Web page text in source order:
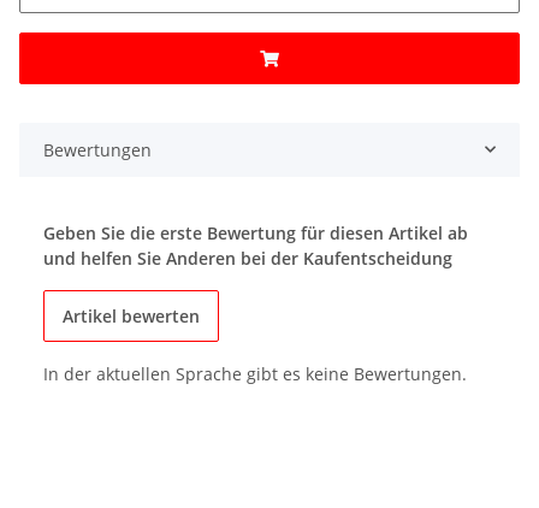
Bewertungen
Geben Sie die erste Bewertung für diesen Artikel ab
und helfen Sie Anderen bei der Kaufentscheidung
Artikel bewerten
In der aktuellen Sprache gibt es keine Bewertungen.